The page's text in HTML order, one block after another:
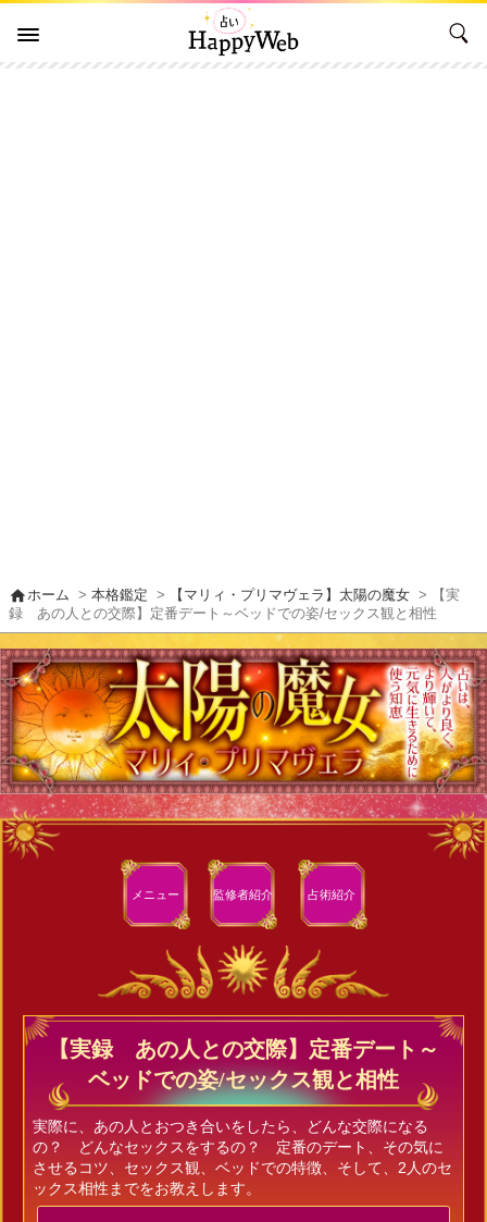
homeホーム >本格鑑定 > 【マリィ・プリマヴェラ】太陽の魔女 > 【実
録 あの人との交際】定番デート～ベッドでの姿/セックス観と相性
メニュー 監修者紹介 占術紹介
【実録 あの人との交際】定番デート～
ベッドでの姿/セックス観と相性
実際に、あの人とおつき合いをしたら、どんな交際になる
の？ どんなセックスをするの？ 定番のデート、その気に
させるコツ、セックス観、ベッドでの特徴、そして、2人のセ
ックス相性までをお教えします。